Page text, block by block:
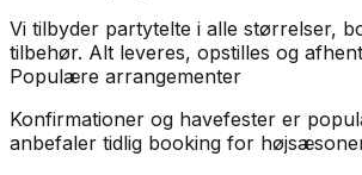
Vi tilbyder partytelte i alle størrelser,
tilbehør. Alt leveres, opstilles og
Populære arrangementer
Konfirmationer og havefester er
anbefaler tidlig booking for